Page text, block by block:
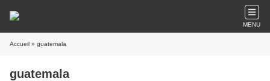
MENU
Accueil » guatemala
guatemala